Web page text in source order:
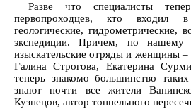
Разве что специалисты
первопроходцев, кто входил в
геологические, гидрометрические,
экспедиции. Причем, по нашему
изыскательские отряды и женщины
Галина Строгова, Екатерина
теперь знакомо большинство
знают почти все жители
Кузнецов, автор тоннельного